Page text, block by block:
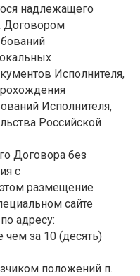
надлежащего
Договором
Исполнителя,
Исполнителя,
Российской
Договора без
с
размещение
сайте
адресу:
чем за 10 (десять)
положений п.